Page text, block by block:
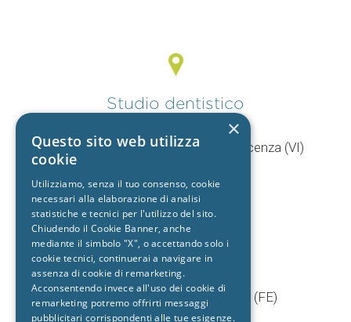
Studio dentistico
V.le Mercato Nuovo, 44/F 36100 Vicenza (VI)
+39 392 9402704
Studio dentistico
Cento
Via Baruffaldi, 5/1 44042 Cento (FE)
T.051 903603
×
Questo sito web utilizza
cookie
Utilizziamo, senza il tuo consenso, cookie
necessari alla elaborazione di analisi
statistiche e tecnici per l'utilizzo del sito.
Chiudendo il Cookie Banner, anche
mediante il simbolo "X", o accettando solo i
cookie tecnici, continuerai a navigare in
assenza di cookie di remarketing.
Acconsentendo invece all'uso dei cookie di
remarketing potremo offrirti messaggi
pubblicitari corrispondenti alle tue esigenze.